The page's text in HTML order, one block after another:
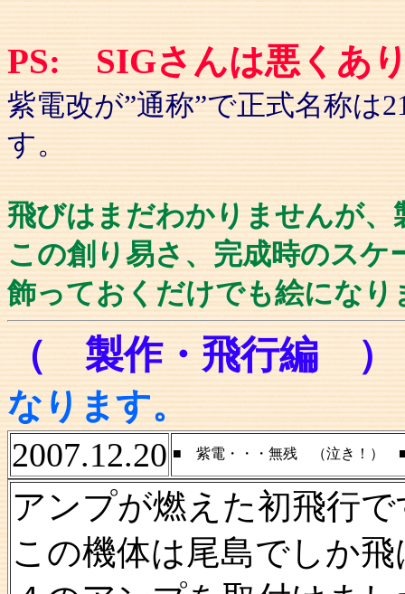
PS: SIGさんは悪くあ
紫電改が”通称”で正式名称は
す。
飛びはまだわかりませんが、
この創り易さ、完成時のス
飾っておくだけでも絵になり
（ 製作・飛行編
なります。
2007.12.20 ■ 紫電・・・無残 （泣き！）
アンプが燃えた初飛行
この機体は尾島でしか